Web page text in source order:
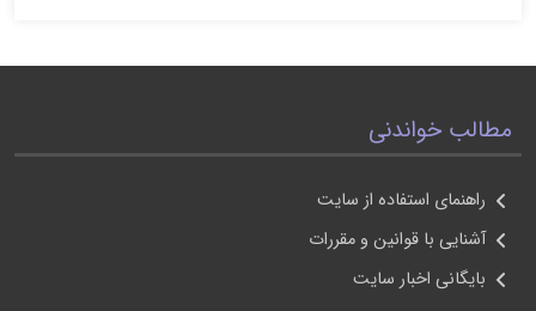
مطالب خواندنی
راهنمای استفاده از سايت
آشنايی با قوانين و مقررات
بايگانی اخبار سايت